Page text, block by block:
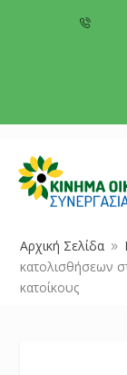
Αρχική Σελίδα 9
κατολισθήσεων
κατοίκους